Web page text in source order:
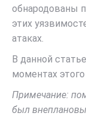
обнародованы
этих
атаках.
В данной
моментах
Примечание:
был